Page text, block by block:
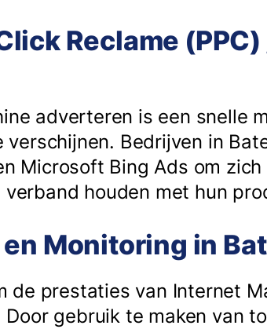
Reclame
adverteren is een snelle
Bedrijven in
Microsoft Bing Ads om
houden met hun
Monitoring in
de prestaties van Internet
gebruik te maken van